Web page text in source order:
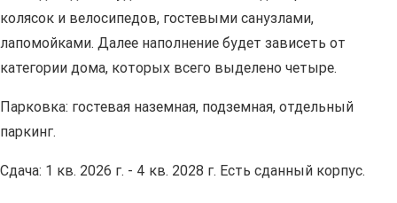
колясок и велосипедов, гостевыми санузлами,
лапомойками. Далее наполнение будет зависеть от
категории дома, которых всего выделено четыре.
Парковка: гостевая наземная, подземная, отдельный
паркинг.
Сдача: 1 кв. 2026 г. - 4 кв. 2028 г. Есть сданный корпус.